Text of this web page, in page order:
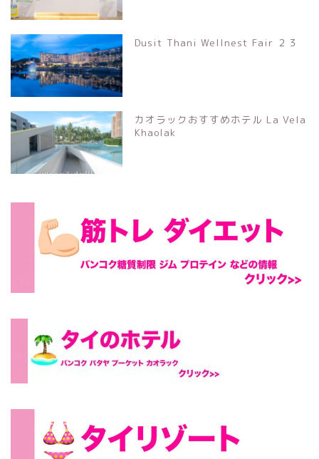
Dusit Thani Wellnest Fair ２３
カオラックおすすめホテル La Vela
Khaolak